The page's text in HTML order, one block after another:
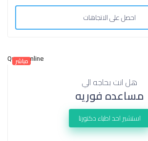
احصل على الاتجاهات
مباشر
هل انت بحاجه الي
مساعده فوريه
استشير احد اطباء دكتورنا